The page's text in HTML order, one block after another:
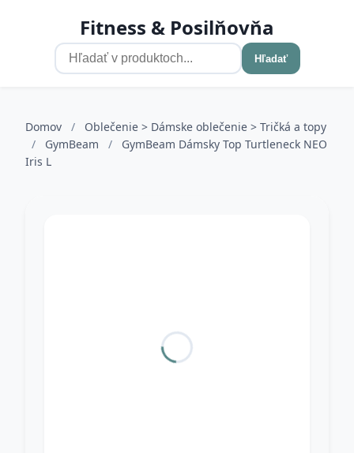
Fitness & Posilňovňa
Hľadať
Domov /
Oblečenie > Dámske oblečenie > Tričká a topy
/
GymBeam /
GymBeam Dámsky Top Turtleneck NEO
Iris L